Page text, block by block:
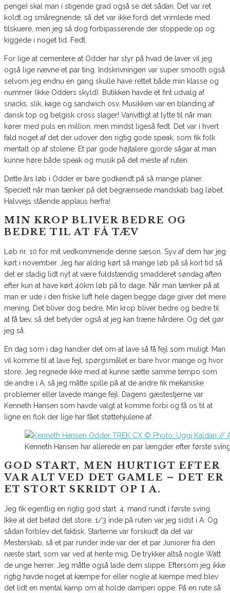
penge) skal man i stigende grad også se det sådan. Det var ret
koldt og småregnende, så det var ikke fordi det vrimlede med
tilskuere, men jeg så dog forbipasserende der stoppede op og
kiggede i noget tid. Fedt.
For lige at cementere at Odder har styr på hvad de laver vil jeg
også lige nævne et par ting. Indskrivningen var super smooth også
selvom jeg endnu en gang skulle have rettet både min klasse og
nummer (ikke Odders skyld). Butikken havde et fint udvalg af
snacks, slik, kage og sandwich osv. Musikken var en blanding af
dansk top og belgisk cross slager! Vanvittigt at lytte til når man
kører med puls en million, men mindst ligeså fedt. Det var i hvert
fald noget af det der udover den rigtig gode speak, som fik folk
mentalt op af stolene. Et par gode højtalere gjorde sågar at man
kunne høre både speak og musik på det meste af ruten.
Dette års løb i Odder er bare godkendt på så mange planer.
Specielt når man tænker på det begrænsede mandskab bag løbet.
Halvvejs stående applaus herfra!
MIN KROP BLIVER BEDRE OG
BEDRE TIL AT FÅ TÆV
Løb nr. 10 for mit vedkommende denne sæson. Syv af dem har jeg
kørt i november. Jeg har aldrig kørt så mange løb på så kort tid så
det er stadig lidt nyt at være fuldstændig smadderet søndag aften
efter kun at have kørt 40km løb på to dage. Når man tænker på at
man er ude i den friske luft hele dagen begge dage giver det mere
mening. Det bliver dog bedre. Min krop bliver bedre og bedre til
at få tæv, så det betyder også at jeg kan træne hårdere. Og det gør
jeg så.
En dag som i dag handler det om at lave så få fejl som muligt. Man
vil komme til at lave fejl, spørgsmålet er bare hvor mange og hvor
store. Jeg regnede ikke med at kunne sætte samme tempo som
de andre i A, så jeg måtte spille på at de andre fik mekaniske
problemer eller lavede mange fejl. Dagens gæstestjerne var
Kenneth Hansen som havde valgt at komme forbi og få os til at
ligne en flok der lige har fået støttehjulene af.
Kenneth Hansen har allerede en par længder efter første
GOD START, MEN HURTIGT EFTER
VAR ALT VED DET GAMLE – DET ER
ET STORT SKRIDT OP I A.
Jeg fik egentlig en rigtig god start. 4. mand rundt i første sving.
Ikke at det betød det store. 1/3 inde på ruten var jeg sidst i A. Og
sådan forblev det faktisk. Starterne var forskudt da det var
Mesterskab, så et par runder inde var der et par Juniorer fra den
næste start, som var ved at hente mig. De trykker altså nogle Watt
de unge herrer. Jeg måtte også lade dem slippe. Eftersom jeg ikke
rigtig havde noget at kæmpe for eller nogle at kæmpe med blev
det lidt en mental kamp om at holde dampen oppe. På en rute så